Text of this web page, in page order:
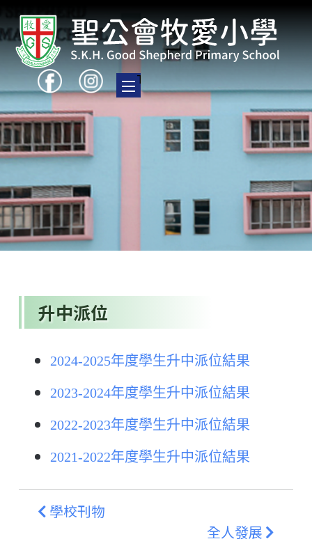
Toggle main menu visibility
升中派位
2024-2025年度學生升中派位結果
2023-2024年度學生升中派位結果
2022-2023年度學生升中派位結果
2021-2022年度學生升中派位結果
學校刊物
全人發展